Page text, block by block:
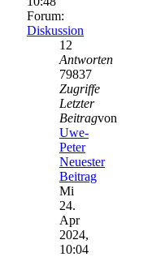
Forum:
Diskussion
12
Antworten
79837
Zugriffe
Letzter
Beitragvon
Uwe-
Peter
Neuester
Beitrag
Mi
24.
Apr
2024,
10:04